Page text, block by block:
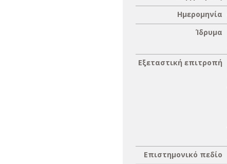
Ημερομηνία
Ίδρυμα
Εξεταστική επιτροπή
Επιστημονικό πεδίο